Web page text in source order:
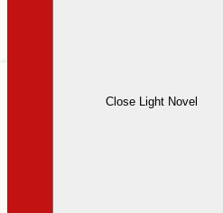
Close Light Novel